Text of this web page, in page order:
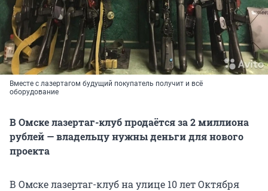
Вместе с лазертагом будущий покупатель получит и всё
оборудование
В Омске лазертаг-клуб продаётся за 2 миллиона
рублей — владельцу нужны деньги для нового
проекта
В Омске лазертаг-клуб на улице 10 лет Октября